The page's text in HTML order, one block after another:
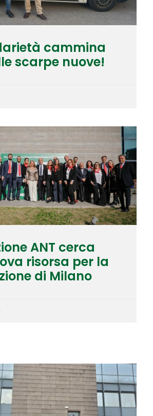
cammina
scarpe nuove!
ANT cerca
risorsa per la
di Milano